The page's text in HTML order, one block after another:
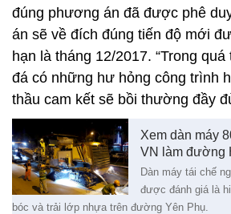
đúng phương án đã được phê
án sẽ về đích đúng tiến độ mới
hạn là tháng 12/2017. “Trong
đá có những hư hỏng công trình
thầu cam kết sẽ bồi thường đầy
Xem dàn máy
VN làm đường
Dàn máy tái chế
được đánh giá là
bóc và trải lớp nhựa trên đường Yên Phụ.